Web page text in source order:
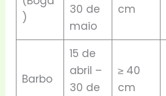
)
30 de
maio
cm
Barbo
15 de
abril –
30 de
≥ 40
cm